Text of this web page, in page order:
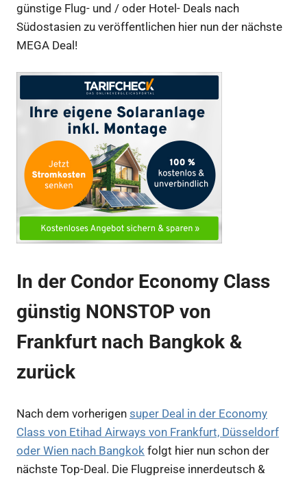
günstige Flug- und / oder Hotel- Deals nach
Südostasien zu veröffentlichen hier nun der nächste
MEGA Deal!
In der Condor Economy Class
günstig NONSTOP von
Frankfurt nach Bangkok &
zurück
Nach dem vorherigen super Deal in der Economy
Class von Etihad Airways von Frankfurt, Düsseldorf
oder Wien nach Bangkok folgt hier nun schon der
nächste Top-Deal. Die Flugpreise innerdeutsch &